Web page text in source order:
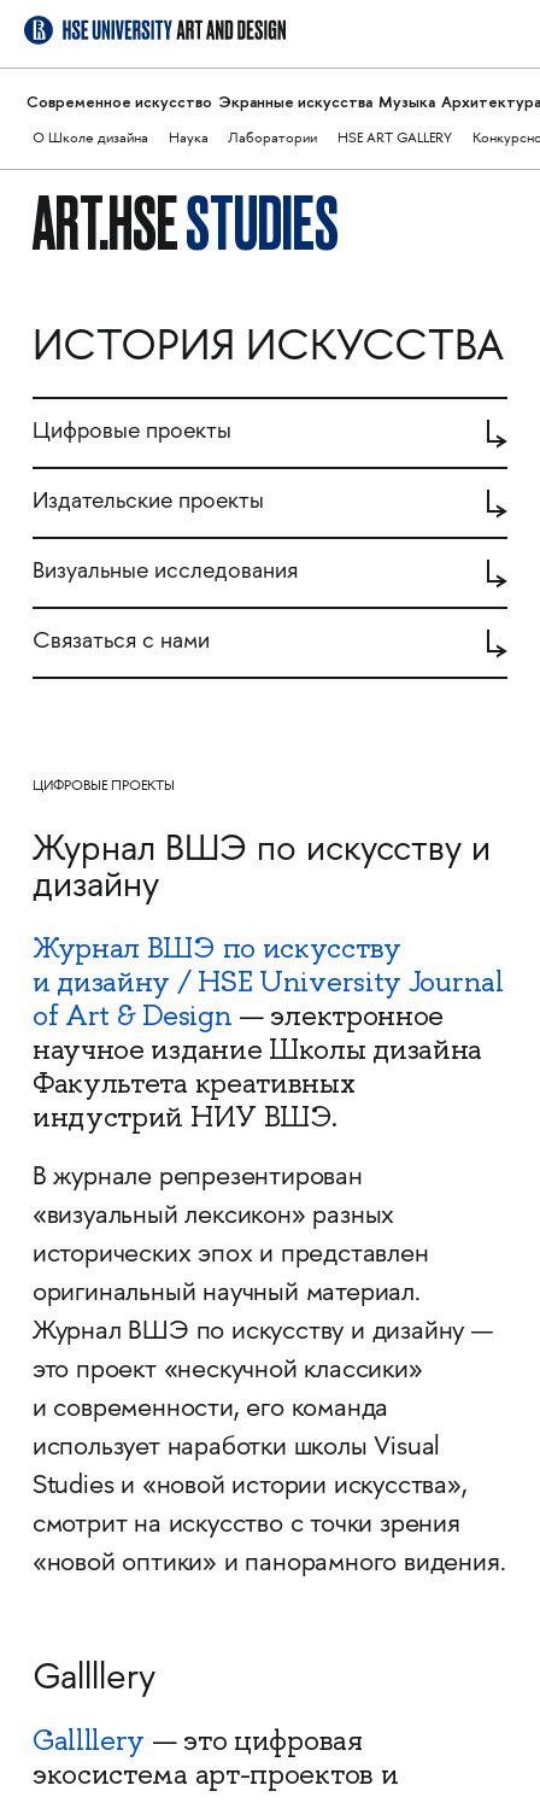
Современное искусство Экранные искусства Музыка Архитектура
О Школе дизайна Наука Лаборатории HSE ART GALLERY
ART.HSESTUDIES
ИСТОРИЯ ИСКУССТВА
Цифровые проекты
Издательские проекты
Визуальные исследования
Связаться с нами
ЦИФРОВЫЕ ПРОЕКТЫ
Журнал ВШЭ по искусству и
дизайну
Журнал ВШЭ по искусству
и дизайну / HSE University Journal
of Art & Design — электронное
научное издание Школы дизайна
Факультета креативных
индустрий НИУ ВШЭ.
В журнале репрезентирован
«визуальный лексикон» разных
исторических эпох и представлен
оригинальный научный материал.
Журнал ВШЭ по искусству и дизайну —
это проект «нескучной классики»
и современности, его команда
использует наработки школы Visual
Studies и «новой истории искусства»,
смотрит на искусство с точки зрения
«новой оптики» и панорамного видения.
Gallllery
Gallllery — это цифровая
экосистема арт-проектов и